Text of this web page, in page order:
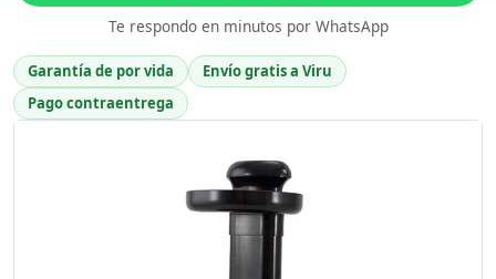
Te respondo en minutos por WhatsApp
Garantía de por vida
Envío gratis a Viru
Pago contraentrega